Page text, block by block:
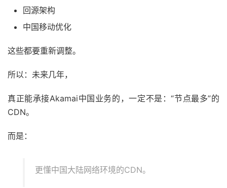
回源架构
中国移动优化
这些都要重新调整。
所以：未来几年，
真正能承接Akamai中国业务的，一定不是：“节点最多”的
CDN。
而是：
更懂中国大陆网络环境的CDN。